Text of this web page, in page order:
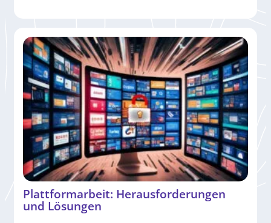
Plattformarbeit: Herausforderungen
und Lösungen